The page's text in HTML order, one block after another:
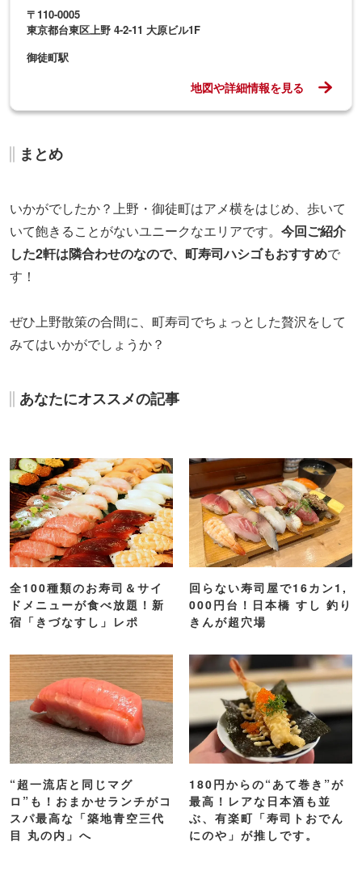
〒110-0005
東京都台東区上野 4-2-11 大原ビル1F
御徒町駅
地図や詳細情報を見る
まとめ
いかがでしたか？上野・御徒町はアメ横をはじめ、歩いて
いて飽きることがないユニークなエリアです。 今回ご紹介
した2軒は隣合わせのなので、町寿司ハシゴもおすすめで
す！
ぜひ上野散策の合間に、町寿司でちょっとした贅沢をして
みてはいかがでしょうか？
あなたにオススメの記事
全100種類のお寿司＆サイ
ドメニューが食べ放題！新
宿「きづなすし」レポ
回らない寿司屋で16カン1,
000円台！日本橋 すし 釣り
きんが超穴場
“超一流店と同じマグ
ロ”も！おまかせランチがコ
スパ最高な「築地青空三代
目 丸の内」へ
180円からの“あて巻き”が
最高！レアな日本酒も並
ぶ、有楽町「寿司トおでん
にのや」が推しです。